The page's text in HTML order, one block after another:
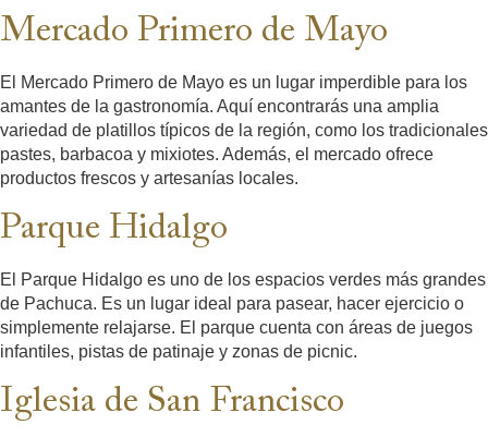
Mercado Primero de Mayo
El Mercado Primero de Mayo es un lugar imperdible para los
amantes de la gastronomía. Aquí encontrarás una amplia
variedad de platillos típicos de la región, como los tradicionales
pastes, barbacoa y mixiotes. Además, el mercado ofrece
productos frescos y artesanías locales.
Parque Hidalgo
El Parque Hidalgo es uno de los espacios verdes más grandes
de Pachuca. Es un lugar ideal para pasear, hacer ejercicio o
simplemente relajarse. El parque cuenta con áreas de juegos
infantiles, pistas de patinaje y zonas de picnic.
Iglesia de San Francisco